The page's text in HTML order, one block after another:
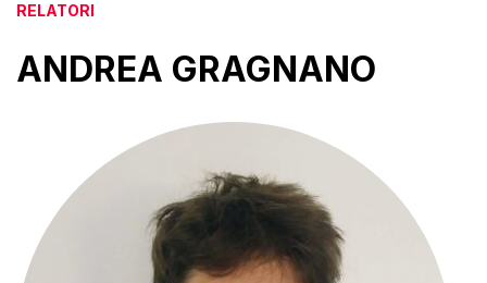
RELATORI
ANDREA GRAGNANO